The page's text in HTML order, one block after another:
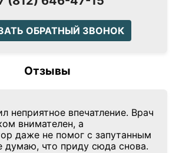
ОБРАТНЫЙ ЗВОНОК
Отзывы
неприятное впечатление. Врач
внимателен, а
даже не помог с запутанным
думаю, что приду сюда снова.